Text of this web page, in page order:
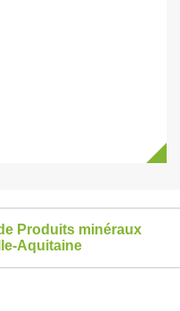
Produits minéraux
Aquitaine